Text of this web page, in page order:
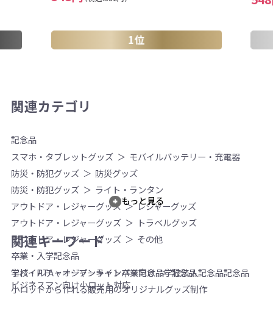
1位
関連カテゴリ
記念品
スマホ・タブレットグッズ
モバイルバッテリー・充電器
防災・防犯グッズ
防災グッズ
防災・防犯グッズ
ライト・ランタン
アウトドア・レジャーグッズ
レジャーグッズ
アウトドア・レジャーグッズ
トラベルグッズ
アウトドア・レジャーグッズ
その他
卒業・入学記念品
学校・PTA・オープンキャンパス向け
記念品
小ロットから作れる販売用のオリジナルグッズ制作
もっと見る
関連キーワード
モバイルチャージャーライト卒業記念品学校法人記念品記念品
ビジネスマン向け小ロット対応